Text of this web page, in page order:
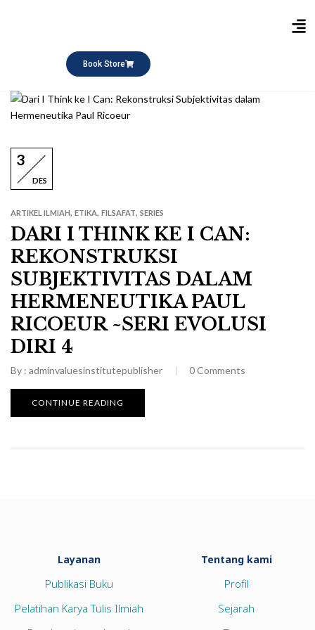
Book Store
3
DES
ARTIKEL ILMIAH, ETIKA, FILSAFAT, SERIES
DARI I THINK KE I CAN:
REKONSTRUKSI
SUBJEKTIVITAS DALAM
HERMENEUTIKA PAUL
RICOEUR ~SERI EVOLUSI
DIRI 4
By : adminvaluesinstitutepublisher 0Comments
CONTINUE READING
Layanan
Publikasi Buku
Pelatihan Karya Tulis Ilmiah
Tentang kami
Profil
Sejarah